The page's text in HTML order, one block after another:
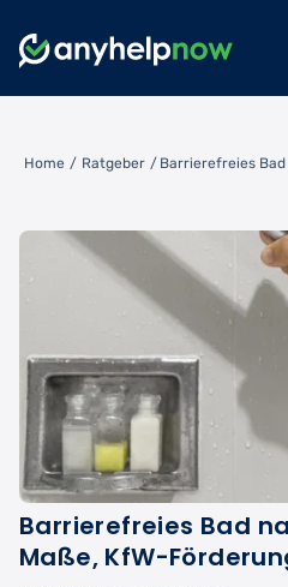
Home / Ratgeber /
Barrierefreies Bad
Maße, KfW-